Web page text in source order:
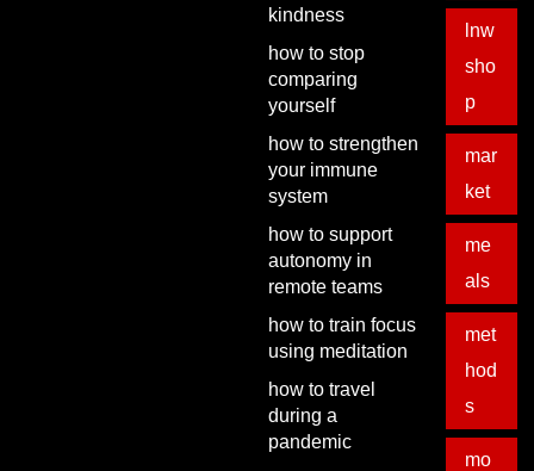
kindness
how to stop
comparing
yourself
how to strengthen
your immune
system
how to support
autonomy in
remote teams
how to train focus
using meditation
how to travel
during a
pandemic
lnw
sho
p
mar
ket
me
als
met
hod
s
mo